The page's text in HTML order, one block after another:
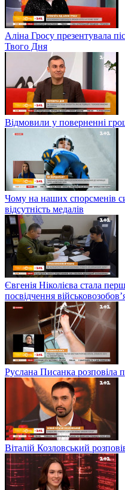
Аліна Гросу презентувала
Твого Дня
Відмовили у поверненні
Чому на наших спорсменів
відсутність медалів
Євгенія Ніколієва стала
посвідчення
Руслана Писанка розповіла
Віталій Козловський